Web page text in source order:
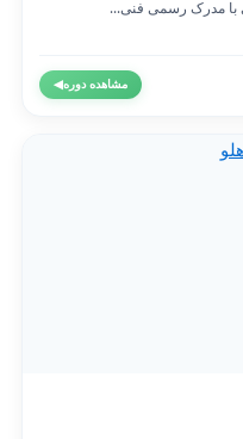
مدرک رسمی فنی...
مشاهده دوره◀